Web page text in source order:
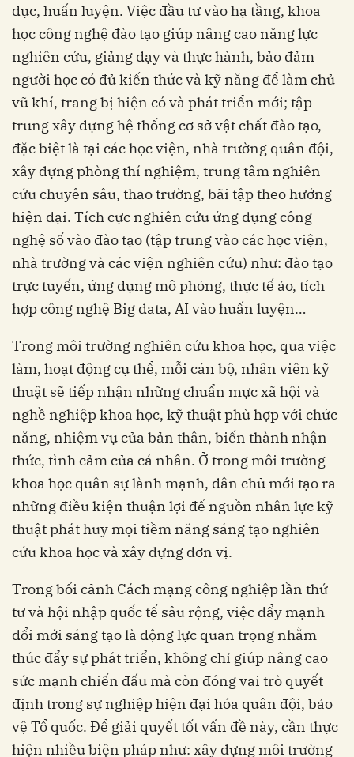
dục, huấn luyện. Việc đầu tư vào hạ tầng, khoa
học công nghệ đào tạo giúp nâng cao năng lực
nghiên cứu, giảng dạy và thực hành, bảo đảm
người học có đủ kiến ​​thức và kỹ năng để làm chủ
vũ khí, trang bị hiện có và phát triển mới; tập
trung xây dựng hệ thống cơ sở vật chất đào tạo,
đặc biệt là tại các học viện, nhà trường quân đội,
xây dựng phòng thí nghiệm, trung tâm nghiên
cứu chuyên sâu, thao trường, bãi tập theo hướng
hiện đại. Tích cực nghiên cứu ứng dụng công
nghệ số vào đào tạo (tập trung vào các học viện,
nhà trường và các viện nghiên cứu) như: đào tạo
trực tuyến, ứng dụng mô phỏng, thực tế ảo, tích
hợp công nghệ Big data, AI vào huấn luyện…
Trong môi trường nghiên cứu khoa học, qua việc
làm, hoạt động cụ thể, mỗi cán bộ, nhân viên kỹ
thuật sẽ tiếp nhận những chuẩn mực xã hội và
nghề nghiệp khoa học, kỹ thuật phù hợp với chức
năng, nhiệm vụ của bản thân, biến thành nhận
thức, tình cảm của cá nhân. Ở trong môi trường
khoa học quân sự lành mạnh, dân chủ mới tạo ra
những điều kiện thuận lợi để nguồn nhân lực kỹ
thuật phát huy mọi tiềm năng sáng tạo nghiên
cứu khoa học và xây dựng đơn vị.
Trong bối cảnh Cách mạng công nghiệp lần thứ
tư và hội nhập quốc tế sâu rộng, việc đẩy mạnh
đổi mới sáng tạo là động lực quan trọng nhằm
thúc đẩy sự phát triển, không chỉ giúp nâng cao
sức mạnh chiến đấu mà còn đóng vai trò quyết
định trong sự nghiệp hiện đại hóa quân đội, bảo
vệ Tổ quốc. Để giải quyết tốt vấn đề này, cần thực
hiện nhiều biện pháp như: xây dựng môi trường